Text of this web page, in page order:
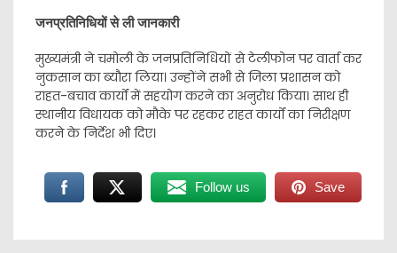
जनप्रतिनिधियों से ली जानकारी
मुख्यमंत्री ने चमोली के जनप्रतिनिधियों से टेलीफोन पर वार्ता कर
नुकसान का ब्यौरा लिया। उन्होंने सभी से जिला प्रशासन को
राहत-बचाव कार्यों में सहयोग करने का अनुरोध किया। साथ ही
स्थानीय विधायक को मौके पर रहकर राहत कार्यों का निरीक्षण
करने के निर्देश भी दिए।
Follow us Save